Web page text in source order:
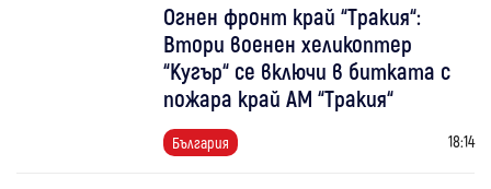
Огнен фронт край “Тракия“:
Втори военен хеликоптер
“Кугър“ се включи в битката с
пожара край АМ “Тракия“
България 18:14